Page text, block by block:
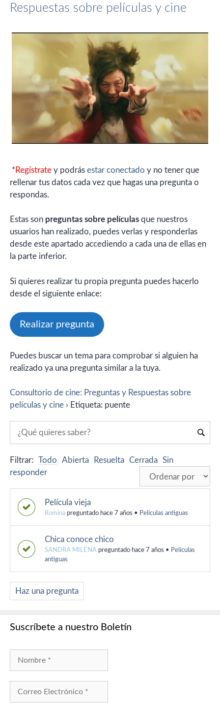
Respuestas sobre películas y cine
* Regístrate y podrás estar conectado y no tener que
rellenar tus datos cada vez que hagas una pregunta o
respondas.
Estas son preguntas sobre películas que nuestros
usuarios han realizado, puedes verlas y responderlas
desde este apartado accediendo a cada una de ellas en
la parte inferior.
Si quieres realizar tu propia pregunta puedes hacerlo
desde el siguiente enlace:
Realizar pregunta
Puedes buscar un tema para comprobar si alguien ha
realizado ya una pregunta similar a la tuya.
Consultorio de cine: Preguntas y Respuestas sobre
películas y cine › Etiqueta: puente
Filtrar: Todo Abierta Resuelta Cerrada Sin
responder
Película vieja
Romina preguntado hace 7 años • Películas antiguas
Chica conoce chico
SANDRA MILENA preguntado hace 7 años • Películas
antiguas
Haz una pregunta
Suscríbete a nuestro Boletín